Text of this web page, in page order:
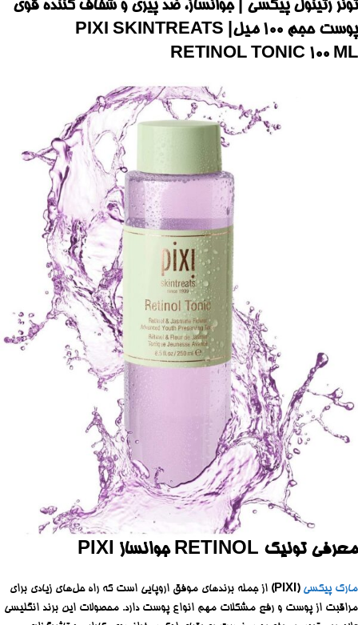
تونر رتینول پیکسی | جوانساز، ضد پیری و شفاف کننده قوی
پوست حجم ۱۰۰ میل| PIXI SKINTREATS
RETINOL TONIC 100 ML
معرفی تونیک RETINOL جوانساز PIXI
مارک پیکسی (PIXI)
از جمله برندهای موفق اروپایی است که راه حل‌های زیادی برای
مراقبت از پوست و رفع مشکلات مهم انواع پوست دارد. محصولات این برند انگلیسی